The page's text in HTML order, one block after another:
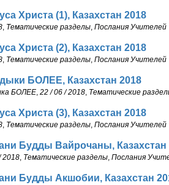
Христа (1), Казахстан 2018
, Тематические разделы, Послания Учителей
Христа (2), Казахстан 2018
, Тематические разделы, Послания Учителей
БОЛЕЕ, Казахстан 2018
БОЛЕЕ, 22 / 06 / 2018, Тематические
Христа (3), Казахстан 2018
, Тематические разделы, Послания Учителей
Будды Вайрочаны, Казахстан
2018, Тематические разделы, Послания
Будды Акшобии, Казахстан